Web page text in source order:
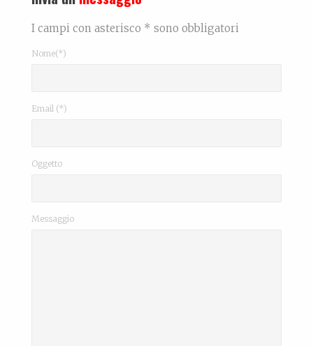
I campi con asterisco * sono obbligatori
Nome(*)
Email (*)
Oggetto
Messaggio